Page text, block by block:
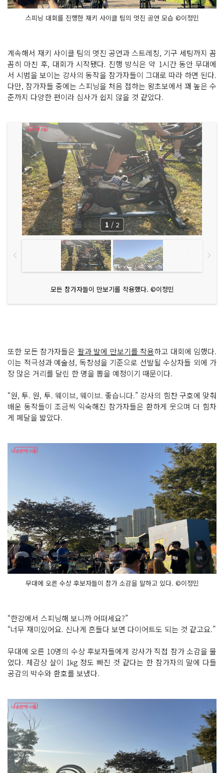
스피닝 대회를 진행한 재키 사이클 팀의 멋진 공연 모습 ©이정민
계속해서 재키 사이클 팀의 멋진 공연과 스트레칭, 기구 세팅까지 꼼
꼼히 마친 후, 대회가 시작됐다. 진행 방식은 약 1시간 동안 무대에
서 시범을 보이는 강사의 동작을 참가자들이 그대로 따라 하면 된다.
다만, 참가자들 중에는 스피닝을 처음 접하는 왕초보에서 꽤 높은 수
준까지 다양한 편이라 심사가 쉽지 않을 것 같았다.
모든 참가자들이 만보기를 착용했다. ©이정민
1 / 2
또한 모든 참가자들은 팔과 발에 만보기를 착용하고 대회에 임했다.
이는 적극성과 예술성, 독창성을 기준으로 선발될 수상자들 외에 가
장 많은 거리를 달린 한 명을 뽑을 예정이기 때문이다.
“원, 투. 원, 투. 웨이브, 웨이브. 좋습니다.” 강사의 힘찬 구호에 맞춰
배운 동작들이 조금씩 익숙해진 참가자들은 환하게 웃으며 더 힘차
게 페달을 밟았다.
무대에 오른 수상 후보자들이 참가 소감을 말하고 있다. ©이정민
“한강에서 스피닝해 보니까 어떠세요?”
“너무 재미있어요. 신나게 흔들다 보면 다이어트도 되는 것 같고요.”
무대에 오른 10명의 수상 후보자들에게 강사가 직접 참가 소감을 물
었다. 체감상 살이 1kg 정도 빠진 것 같다는 한 참가자의 말에 다들
공감의 박수와 환호를 보냈다.